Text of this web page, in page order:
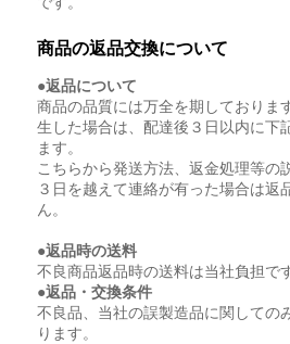
商品の返品交換について
●返品について
商品の品質には万全を期しておりま
生した場合は、配達後３日以内に下
ます。
こちらから発送方法、返金処理等の
３日を越えて連絡が有った場合は返
ん。
●返品時の送料
不良商品返品時の送料は当社負担で
●返品・交換条件
不良品、当社の誤製造品に関しての
ります。